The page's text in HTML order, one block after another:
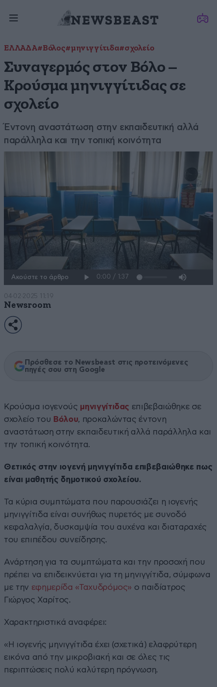
ΕΛΛΑΔΑ#Βόλος#μηνιγγίτιδα#σχολείο
Συναγερμός στον Βόλο –
Κρούσμα μηνιγγίτιδας σε
σχολείο
Έντονη αναστάτωση στην εκπαιδευτική αλλά
παράλληλα και την τοπική κοινότητα
Ακούστε το άρθρο
04·02·2025 11:19
Newsroom
Πρόσθεσε το Newsbeast στις προτεινόμενες
πηγές σου στη Google
Κρούσμα ιογενούς μηνιγγίτιδας επιβεβαιώθηκε σε
σχολείο του Βόλου, προκαλώντας έντονη
αναστάτωση στην εκπαιδευτική αλλά παράλληλα και
την τοπική κοινότητα.
Θετικός στην ιογενή μηνιγγίτιδα επιβεβαιώθηκε πως
είναι μαθητής δημοτικού σχολείου.
Τα κύρια συμπτώματα που παρουσιάζει η ιογενής
μηνιγγίτιδα είναι συνήθως πυρετός με συνοδό
κεφαλαλγία, δυσκαμψία του αυχένα και διαταραχές
του επιπέδου συνείδησης.
Ανάρτηση για τα συμπτώματα και την προσοχή που
πρέπει να επιδεικνύεται για τη μηνιγγίτιδα, σύμφωνα
με την εφημερίδα «Ταχυδρόμος» ο παιδίατρος
Γιώργος Χαρίτος.
Χαρακτηριστικά αναφέρει:
«Η ιογενής μηνιγγίτιδα έχει (σχετικά) ελαφρύτερη
εικόνα από την μικροβιακή και σε όλες τις
περιπτώσεις πολύ καλύτερη πρόγνωση.